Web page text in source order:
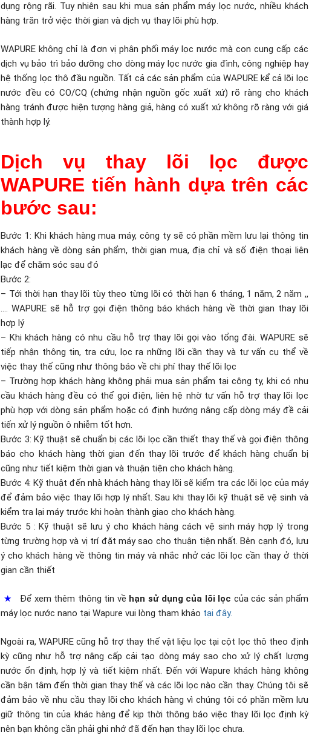
dụng rộng rãi. Tuy nhiên sau khi mua sản phẩm máy lọc nước, nhiều khách
hàng trăn trở việc thời gian và dịch vụ thay lõi phù hợp.
WAPURE không chỉ là đơn vị phân phối máy lọc nước mà con cung cấp các
dịch vụ bảo trì bảo dưỡng cho dòng máy lọc nước gia đình, công nghiệp hay
hệ thống lọc thô đầu nguồn. Tất cả các sản phẩm của WAPURE kể cả lõi lọc
nước đều có CO/CQ (chứng nhận nguồn gốc xuất xứ) rõ ràng cho khách
hàng tránh được hiện tượng hàng giả, hàng có xuất xứ không rõ ràng với giá
thành hợp lý.
Dịch vụ thay lõi lọc được
WAPURE tiến hành dựa trên các
bước sau:
Bước 1: Khi khách hàng mua máy, công ty sẽ có phần mềm lưu lại thông tin
khách hàng về dòng sản phẩm, thời gian mua, địa chỉ và số điện thoại liên
lạc để chăm sóc sau đó
Bước 2:
– Tới thời hạn thay lõi tùy theo từng lõi có thời hạn 6 tháng, 1 năm, 2 năm ,,
…. WAPURE sẽ hỗ trợ gọi điện thông báo khách hàng về thời gian thay lõi
hợp lý
– Khi khách hàng có nhu cầu hỗ trợ thay lõi gọi vào tổng đài. WAPURE sẽ
tiếp nhận thông tin, tra cứu, lọc ra những lõi cần thay và tư vấn cụ thể về
việc thay thế cũng như thông báo về chi phí thay thế lõi lọc
– Trường hợp khách hàng không phải mua sản phẩm tại công ty, khi có nhu
cầu khách hàng đều có thể gọi điện, liên hệ nhờ tư vấn hỗ trợ thay lõi lọc
phù hợp với dòng sản phẩm hoặc có định hướng nâng cấp dòng máy đề cải
tiến xử lý nguồn ô nhiễm tốt hơn.
Bước 3: Kỹ thuật sẽ chuẩn bị các lõi lọc cần thiết thay thế và gọi điện thông
báo cho khách hàng thời gian đến thay lõi trước để khách hàng chuẩn bị
cũng như tiết kiệm thời gian và thuận tiện cho khách hàng.
Bước 4: Kỹ thuật đến nhà khách hàng thay lõi sẽ kiểm tra các lõi lọc của máy
để đảm bảo việc thay lõi hợp lý nhất. Sau khi thay lõi kỹ thuật sẽ vệ sinh và
kiểm tra lại máy trước khi hoàn thành giao cho khách hàng.
Bước 5 : Kỹ thuật sẽ lưu ý cho khách hàng cách vệ sinh máy hợp lý trong
từng trường hợp và vị trí đặt máy sao cho thuận tiện nhất. Bên cạnh đó, lưu
ý cho khách hàng về thông tin máy và nhắc nhở các lõi lọc cần thay ở thời
gian cần thiết
★ Để xem thêm thông tin về hạn sử dụng của lõi lọc của các sản phẩm
máy lọc nước nano tại Wapure vui lòng tham khảo tại đây.
Ngoài ra, WAPURE cũng hỗ trợ thay thế vật liệu lọc tại cột lọc thô theo định
kỳ cũng như hỗ trợ nâng cấp cải tạo dòng máy sao cho xử lý chất lượng
nước ổn định, hợp lý và tiết kiệm nhất. Đến với Wapure khách hàng không
cần bận tâm đến thời gian thay thế và các lõi lọc nào cần thay. Chúng tôi sẽ
đảm bảo về nhu cầu thay lõi cho khách hàng vì chúng tôi có phần mềm lưu
giữ thông tin của khác hàng để kịp thời thông báo việc thay lõi lọc định kỳ
nên bạn không cần phải ghi nhớ đã đến hạn thay lõi lọc chưa.